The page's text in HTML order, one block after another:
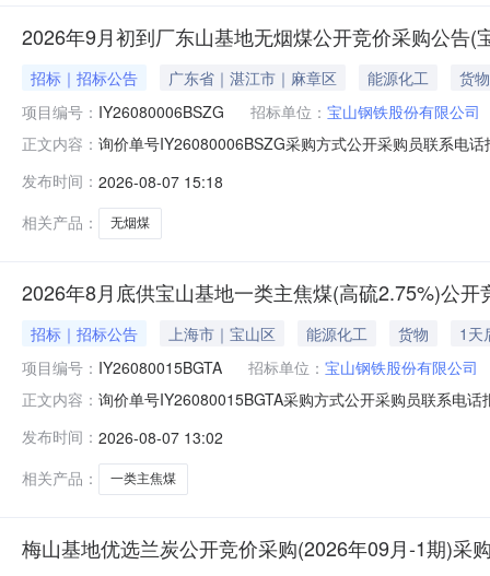
2026年9月初到厂东山基地无烟煤公开竞价采购公告(
招标｜招标公告 广东省｜湛江市｜麻章区 能源化工
货物
项目编号： IY26080006BSZG 招标单位： 宝山钢铁股份有限公司
正文内容： 询价单号IY26080006BSZG采购方式公开采购员联系电
江原料码头二、保证金额度：2000000.0元三、商务条
发布时间： 2026-08-07 15:18
相关产品：
无烟煤
2026年8月底供宝山基地一类主焦煤(高硫2.75%)公
招标｜招标公告 上海市｜宝山区 能源化工 货物
1天
项目编号： IY26080015BGTA 招标单位： 宝山钢铁股份有限公司
正文内容： 询价单号IY26080015BGTA采购方式公开采购员联系电
二、保证金额度：2000000.0元三、商务条款：定价说
发布时间： 2026-08-07 13:02
相关产品：
一类主焦煤
梅山基地优选兰炭公开竞价采购(2026年09月-1期)采